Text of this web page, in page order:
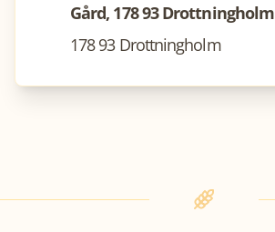
Gård, 178 93 Drottningholm
178 93 Drottningholm